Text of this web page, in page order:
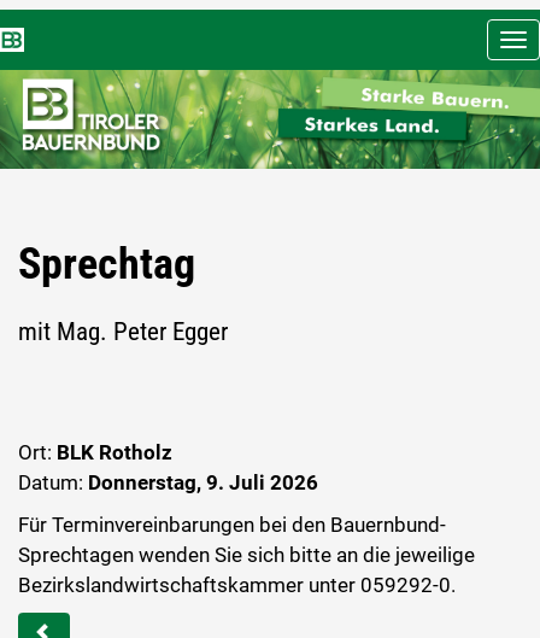
Sprechtag
mit Mag. Peter Egger
Ort: BLK Rotholz
Datum: Donnerstag, 9. Juli 2026
Für Terminvereinbarungen bei den Bauernbund-
Sprechtagen wenden Sie sich bitte an die jeweilige
Bezirkslandwirtschaftskammer unter 059292-0.